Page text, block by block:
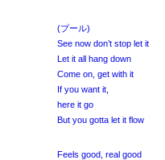
(プール)
See now don’t stop let it
Let it all hang down
Come on, get with it
If you want it,
here it go
But you gotta let it flow
Feels good, real good